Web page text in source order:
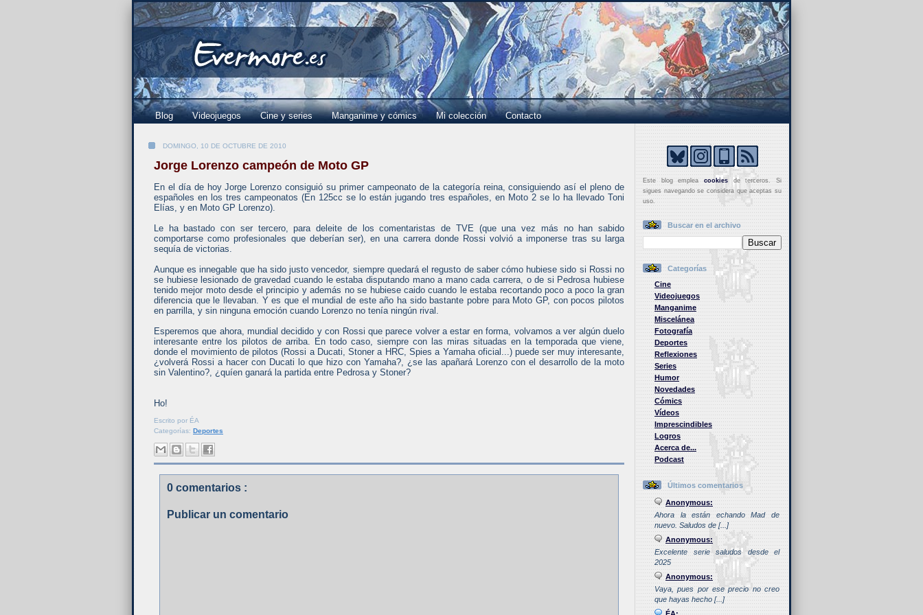
Blog Videojuegos Cine y series Manganime y cómics Mi colección Contacto
DOMINGO, 10 DE OCTUBRE DE 2010
Jorge Lorenzo campeón de Moto GP
En el día de hoy Jorge Lorenzo consiguió su primer campeonato de la categoría reina, consiguiendo así el pleno de
españoles en los tres campeonatos (En 125cc se lo están jugando tres españoles, en Moto 2 se lo ha llevado Toni
Elías, y en Moto GP Lorenzo).
Le ha bastado con ser tercero, para deleite de los comentaristas de TVE (que una vez más no han sabido
comportarse como profesionales que deberían ser), en una carrera donde Rossi volvió a imponerse tras su larga
sequía de victorias.
Aunque es innegable que ha sido justo vencedor, siempre quedará el regusto de saber cómo hubiese sido si Rossi no
se hubiese lesionado de gravedad cuando le estaba disputando mano a mano cada carrera, o de si Pedrosa hubiese
tenido mejor moto desde el principio y además no se hubiese caido cuando le estaba recortando poco a poco la gran
diferencia que le llevaban. Y es que el mundial de este año ha sido bastante pobre para Moto GP, con pocos pilotos
en parrilla, y sin ninguna emoción cuando Lorenzo no tenía ningún rival.
Esperemos que ahora, mundial decidido y con Rossi que parece volver a estar en forma, volvamos a ver algún duelo
interesante entre los pilotos de arriba. En todo caso, siempre con las miras situadas en la temporada que viene,
donde el movimiento de pilotos (Rossi a Ducati, Stoner a HRC, Spies a Yamaha oficial...) puede ser muy interesante,
¿volverá Rossi a hacer con Ducati lo que hizo con Yamaha?, ¿se las apañará Lorenzo con el desarrollo de la moto
sin Valentino?, ¿quíen ganará la partida entre Pedrosa y Stoner?
Ho!
Escrito por ÉA
Categorías: Deportes
0 comentarios :
Publicar un comentario
Este blog empleacookies de terceros. Si
sigues navegando se considera que aceptas su
uso.
Buscar en el archivo
Categorías
Cine
Videojuegos
Manganime
Miscelánea
Fotografía
Deportes
Reflexiones
Series
Humor
Novedades
Cómics
Vídeos
Imprescindibles
Logros
Acerca de...
Podcast
Últimos comentarios
Anonymous:
Ahora la están echando Mad de
nuevo. Saludos de [...]
Anonymous:
Excelente serie saludos desde el
2025
Anonymous:
Vaya, pues por ese precio no creo
que hayas hecho [...]